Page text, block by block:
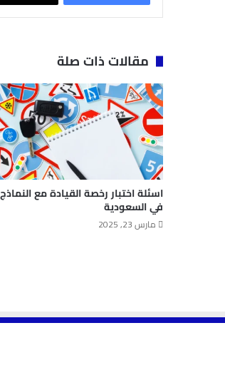
مقالات ذات صلة
اسئلة اختبار رخصة القيادة مع النماذج
في السعودية
مارس 23, 2025